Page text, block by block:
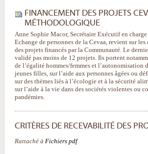
FINANCEMENT DES PROJETS
MÉTHODOLOGIQUE
Anne Sophie Macor, Secrétaire Exécutif en
Echange de personnes de la Cevaa, revient sur les
des projets financés par la Communauté. Le
validé pas moins de 12 projets. Ils portent
de l’égalité hommes/femmes et l’autonomisation
jeunes filles, sur l’aide aux personnes âgées ou
sur des thèmes liés à l’écologie et à la sécurité
sur l’aide à la vie dans des sociétés violentes ou
pandémies.
CRITÈRES DE RECEVABILITÉ DES
Rattaché à Fichiers pdf